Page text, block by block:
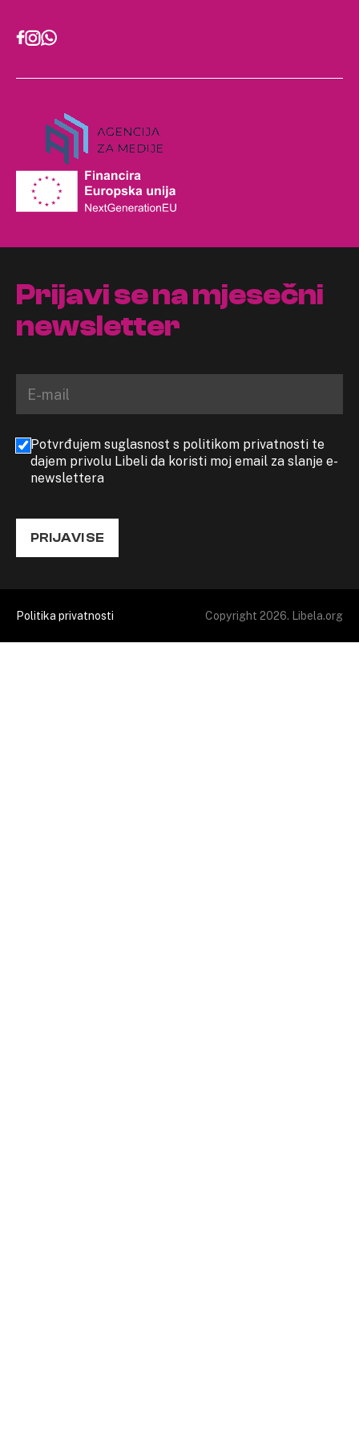
Prijavi se na mjesečni
newsletter
Potvrđujem suglasnost s politikom privatnosti te
dajem privolu Libeli da koristi moj email za slanje e-
newslettera
PRIJAVI SE
Politika privatnosti Copyright 2026. Libela.org